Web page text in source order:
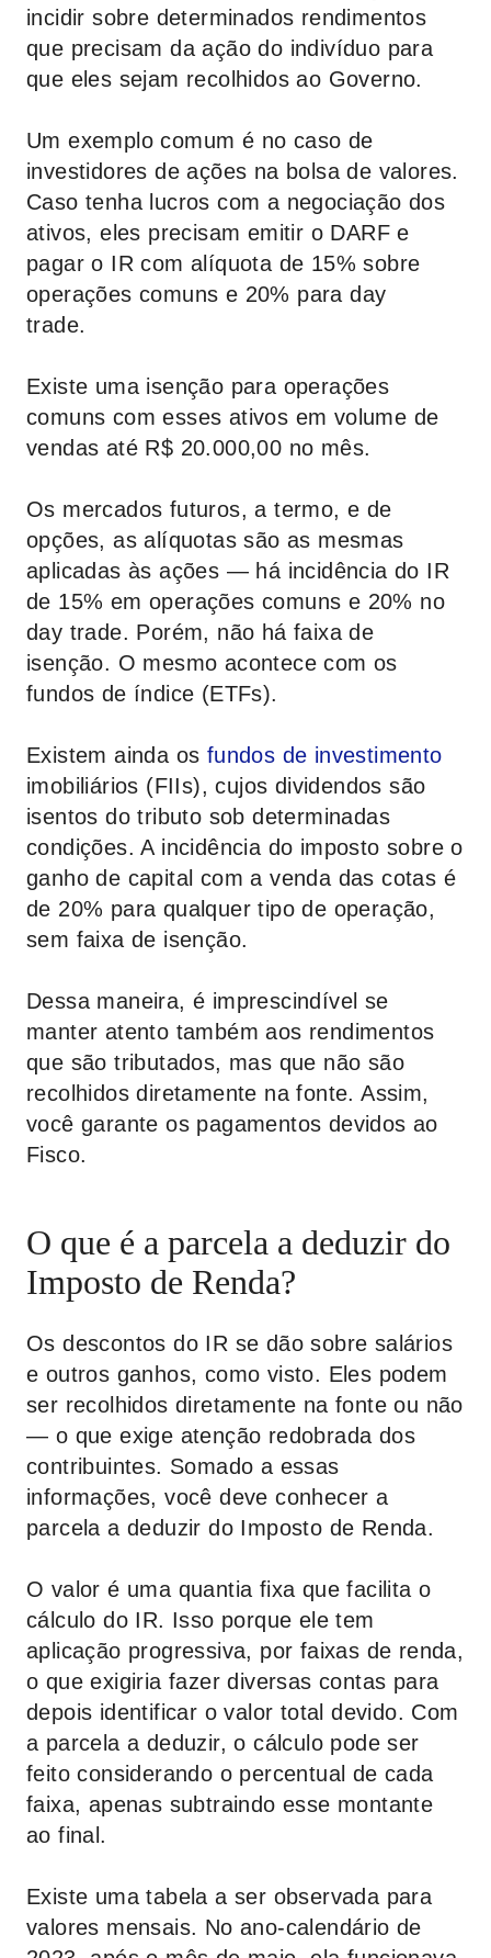
incidir sobre determinados rendimentos
que precisam da ação do indivíduo para
que eles sejam recolhidos ao Governo.
Um exemplo comum é no caso de
investidores de ações na bolsa de valores.
Caso tenha lucros com a negociação dos
ativos, eles precisam emitir o DARF e
pagar o IR com alíquota de 15% sobre
operações comuns e 20% para day
trade.
Existe uma isenção para operações
comuns com esses ativos em volume de
vendas até R$ 20.000,00 no mês.
Os mercados futuros, a termo, e de
opções, as alíquotas são as mesmas
aplicadas às ações — há incidência do IR
de 15% em operações comuns e 20% no
day trade. Porém, não há faixa de
isenção. O mesmo acontece com os
fundos de índice (ETFs).
Existem ainda os fundos de investimento
imobiliários (FIIs), cujos dividendos são
isentos do tributo sob determinadas
condições. A incidência do imposto sobre o
ganho de capital com a venda das cotas é
de 20% para qualquer tipo de operação,
sem faixa de isenção.
Dessa maneira, é imprescindível se
manter atento também aos rendimentos
que são tributados, mas que não são
recolhidos diretamente na fonte. Assim,
você garante os pagamentos devidos ao
Fisco.
O que é a parcela a deduzir do
Imposto de Renda?
Os descontos do IR se dão sobre salários
e outros ganhos, como visto. Eles podem
ser recolhidos diretamente na fonte ou não
— o que exige atenção redobrada dos
contribuintes. Somado a essas
informações, você deve conhecer a
parcela a deduzir do Imposto de Renda.
O valor é uma quantia fixa que facilita o
cálculo do IR. Isso porque ele tem
aplicação progressiva, por faixas de renda,
o que exigiria fazer diversas contas para
depois identificar o valor total devido. Com
a parcela a deduzir, o cálculo pode ser
feito considerando o percentual de cada
faixa, apenas subtraindo esse montante
ao final.
Existe uma tabela a ser observada para
valores mensais. No ano-calendário de